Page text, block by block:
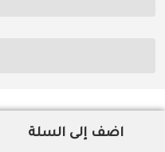
اضف إلى السلة